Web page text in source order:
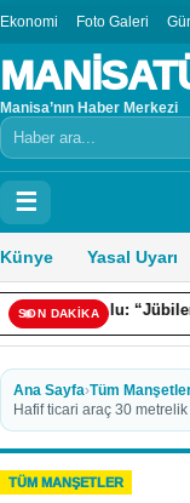
Ekonomi Foto Galeri
Manisa’nın Haber Merkezi
Arama
☰
Künye Yasal Uyarı
SON DAKİKA
“Jübilen kutlu,
Ana Sayfa›Tüm
Hafif ticari araç 30
TÜM MANŞETLER